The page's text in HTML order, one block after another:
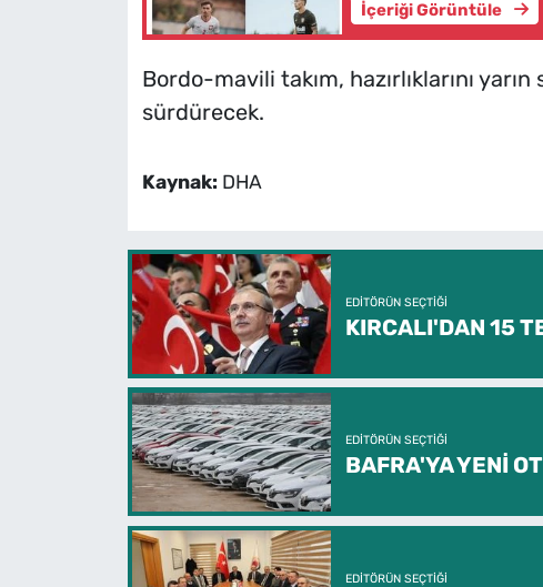
İçeriği Görüntüle
Bordo-mavili takım, hazırlıklarını
sürdürecek.
Kaynak: DHA
EDITÖRÜN SEÇTIĞI
KIRCALI'DAN 15
EDITÖRÜN SEÇTIĞI
BAFRA'YA YENİ
EDITÖRÜN SEÇTIĞI